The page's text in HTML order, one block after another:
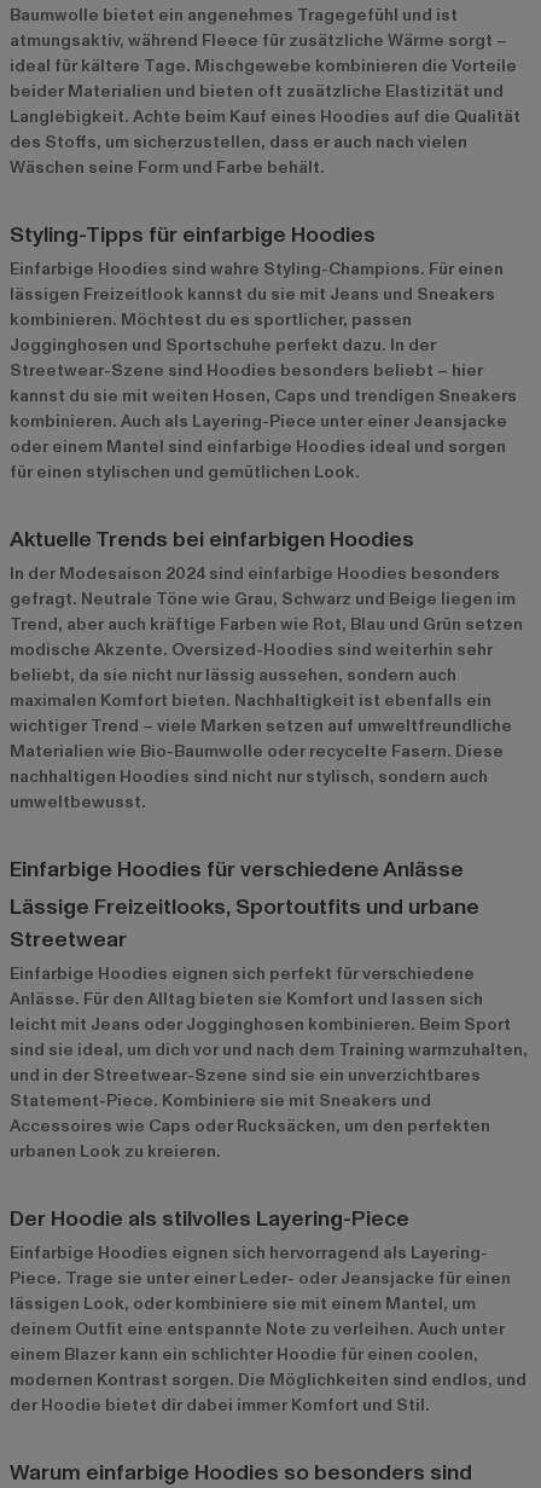
Baumwolle bietet ein angenehmes Tragegefühl und ist
atmungsaktiv, während Fleece für zusätzliche Wärme sorgt –
ideal für kältere Tage. Mischgewebe kombinieren die Vorteile
beider Materialien und bieten oft zusätzliche Elastizität und
Langlebigkeit. Achte beim Kauf eines Hoodies auf die Qualität
des Stoffs, um sicherzustellen, dass er auch nach vielen
Wäschen seine Form und Farbe behält.
Styling-Tipps für einfarbige Hoodies
Einfarbige Hoodies sind wahre Styling-Champions. Für einen
lässigen Freizeitlook kannst du sie mit Jeans und Sneakers
kombinieren. Möchtest du es sportlicher, passen
Jogginghosen und Sportschuhe perfekt dazu. In der
Streetwear-Szene sind Hoodies besonders beliebt – hier
kannst du sie mit weiten Hosen, Caps und trendigen Sneakers
kombinieren. Auch als Layering-Piece unter einer Jeansjacke
oder einem Mantel sind einfarbige Hoodies ideal und sorgen
für einen stylischen und gemütlichen Look.
Aktuelle Trends bei einfarbigen Hoodies
In der Modesaison 2024 sind einfarbige Hoodies besonders
gefragt. Neutrale Töne wie Grau, Schwarz und Beige liegen im
Trend, aber auch kräftige Farben wie Rot, Blau und Grün setzen
modische Akzente. Oversized-Hoodies sind weiterhin sehr
beliebt, da sie nicht nur lässig aussehen, sondern auch
maximalen Komfort bieten. Nachhaltigkeit ist ebenfalls ein
wichtiger Trend – viele Marken setzen auf umweltfreundliche
Materialien wie Bio-Baumwolle oder recycelte Fasern. Diese
nachhaltigen Hoodies sind nicht nur stylisch, sondern auch
umweltbewusst.
Einfarbige Hoodies für verschiedene Anlässe
Lässige Freizeitlooks, Sportoutfits und urbane
Streetwear
Einfarbige Hoodies eignen sich perfekt für verschiedene
Anlässe. Für den Alltag bieten sie Komfort und lassen sich
leicht mit Jeans oder Jogginghosen kombinieren. Beim Sport
sind sie ideal, um dich vor und nach dem Training warmzuhalten,
und in der Streetwear-Szene sind sie ein unverzichtbares
Statement-Piece. Kombiniere sie mit Sneakers und
Accessoires wie Caps oder Rucksäcken, um den perfekten
urbanen Look zu kreieren.
Der Hoodie als stilvolles Layering-Piece
Einfarbige Hoodies eignen sich hervorragend als Layering-
Piece. Trage sie unter einer Leder- oder Jeansjacke für einen
lässigen Look, oder kombiniere sie mit einem Mantel, um
deinem Outfit eine entspannte Note zu verleihen. Auch unter
einem Blazer kann ein schlichter Hoodie für einen coolen,
modernen Kontrast sorgen. Die Möglichkeiten sind endlos, und
der Hoodie bietet dir dabei immer Komfort und Stil.
Warum einfarbige Hoodies so besonders sind